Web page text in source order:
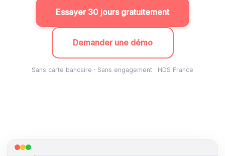
Essayer 30 jours gratuitement
Demander une démo
Sans carte bancaire · Sans engagement · HDS France